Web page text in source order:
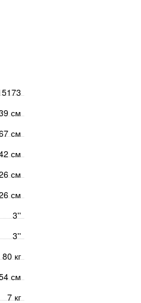
см
см
см
см
см
3''
3''
80 кг
см
7 кг